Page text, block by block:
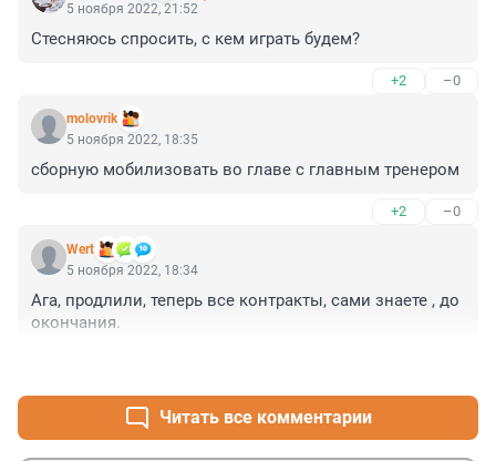
5 ноября 2022, 21:52
Стесняюсь спросить, с кем играть будем?
+2 –0
molovrik
5 ноября 2022, 18:35
сборную мобилизовать во главе с главным тренером
+2 –0
Wert
5 ноября 2022, 18:34
Ага, продлили, теперь все контракты, сами знаете , до
окончания.
Читать все комментарии